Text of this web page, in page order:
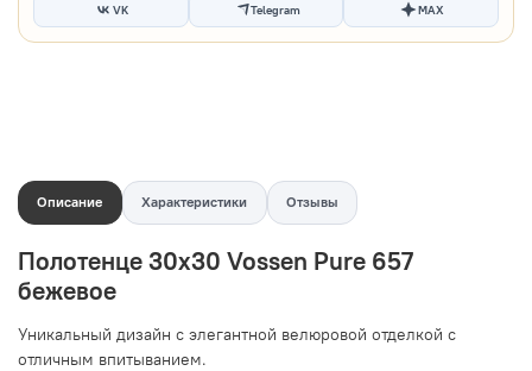
VK Telegram MAX
Описание Характеристики Отзывы
Полотенце 30х30 Vossen Pure 657
бежевое
Уникальный дизайн с элегантной велюровой отделкой c
отличным впитыванием.